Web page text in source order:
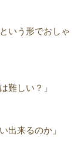
いう形でおしゃ
難しい？」
出来るのか」